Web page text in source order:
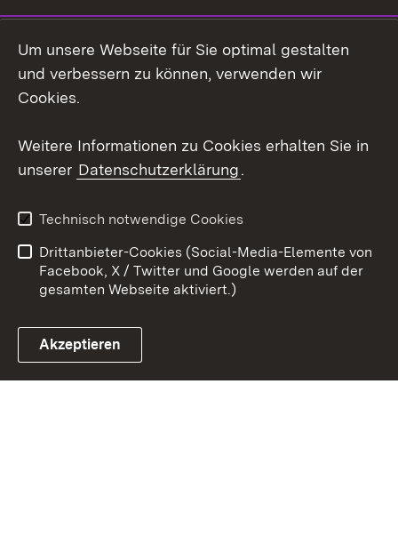
X / Twitter
Youtube
Link zum Landesportal
Kontakt
Datenschutz
Barrierefreiheit
Impressum Cookies
Um unsere Webseite für Sie optimal gestalten
und verbessern zu können, verwenden wir
Cookies.
Weitere Informationen zu Cookies erhalten Sie in
unserer Datenschutzerklärung.
Technisch notwendige Cookies
Drittanbieter-Cookies (Social-Media-Elemente von
Facebook, X / Twitter und Google werden auf der
gesamten Webseite aktiviert.)
Akzeptieren